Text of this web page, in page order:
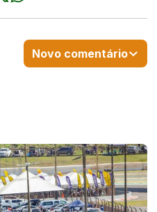
Novo comentário